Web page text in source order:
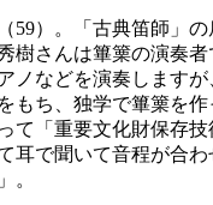
）。「古典笛師」
樹さんは篳篥の演奏者
ノなどを演奏します
ち、独学で篳篥を作
「重要文化財保存
耳で聞いて音程が合
。